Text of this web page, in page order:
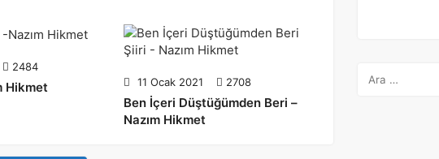
2484
Hikmet 11 Ocak 2021 2708
Ben İçeri Düştüğümden Beri –
Nazım Hikmet